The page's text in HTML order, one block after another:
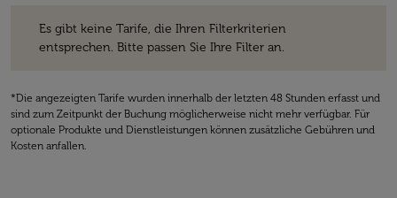
Es gibt keine Tarife, die Ihren Filterkriterien
entsprechen. Bitte passen Sie Ihre Filter an.
*Die angezeigten Tarife wurden innerhalb der letzten 48 Stunden erfasst und
sind zum Zeitpunkt der Buchung möglicherweise nicht mehr verfügbar. Für
optionale Produkte und Dienstleistungen können zusätzliche Gebühren und
Kosten anfallen.